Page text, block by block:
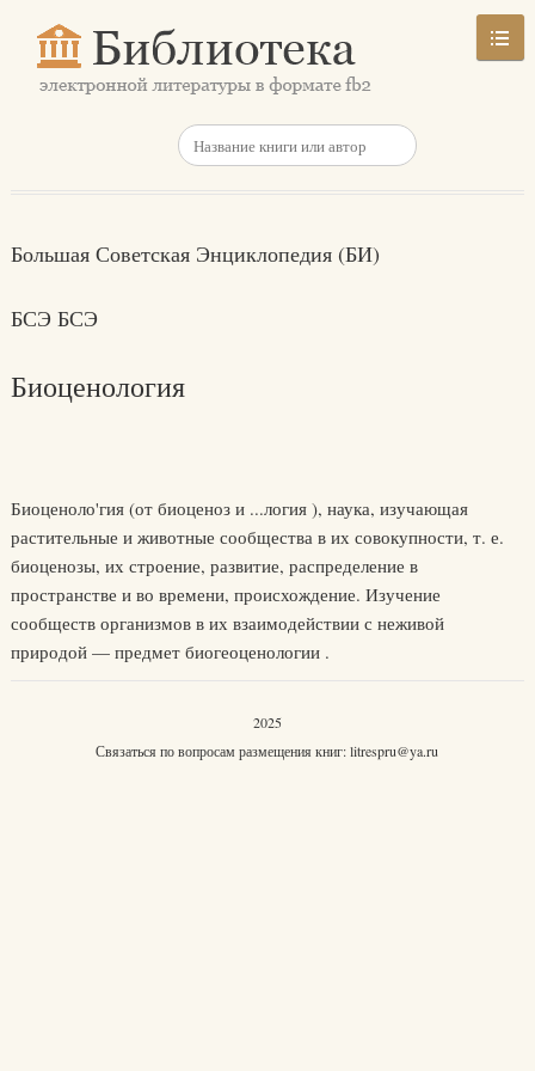
Большая Советская Энциклопедия (БИ)
БСЭ БСЭ
Биоценология
Биоценоло'гия (от биоценоз и ...логия ), наука, изучающая
растительные и животные сообщества в их совокупности, т. е.
биоценозы, их строение, развитие, распределение в
пространстве и во времени, происхождение. Изучение
сообществ организмов в их взаимодействии с неживой
природой — предмет биогеоценологии .
2025
Связаться по вопросам размещения книг:litrespru@ya.ru